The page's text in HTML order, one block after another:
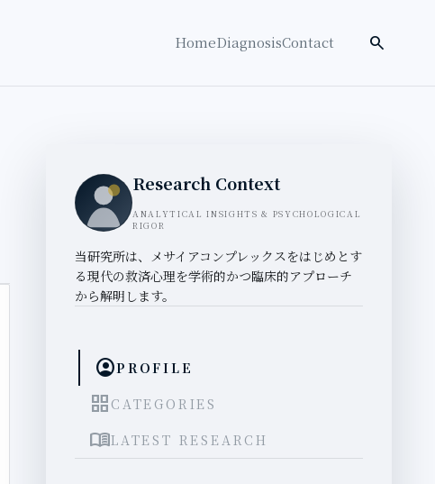
HomeDiagnosisContact 検索を開く
search
Research Context
ANALYTICAL INSIGHTS & PSYCHOLOGICAL
RIGOR
当研究所は、メサイアコンプレックスをはじめとす
る現代の救済心理を学術的かつ臨床的アプローチ
から解明します。
account_circlePROFILE
grid_view CATEGORIES
menu_bookLATEST RESEARCH